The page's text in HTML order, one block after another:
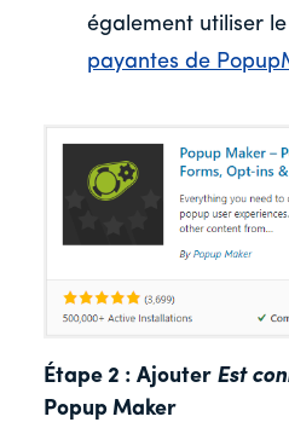
également utiliser
payantes de
Étape 2 : Ajouter Est
Popup Maker